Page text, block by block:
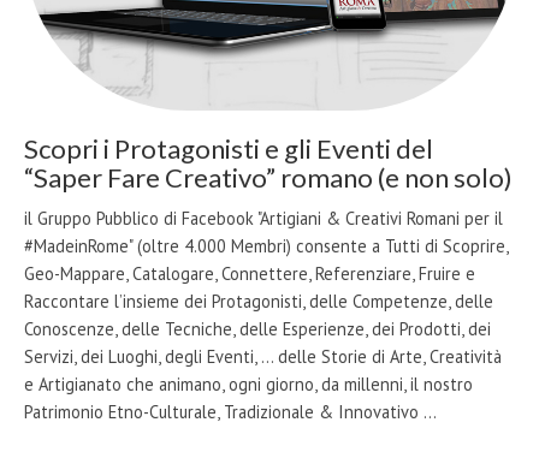
Scopri i Protagonisti e gli Eventi del
“Saper Fare Creativo” romano (e non solo)
il Gruppo Pubblico di Facebook "Artigiani & Creativi Romani per il
#MadeinRome" (oltre 4.000 Membri) consente a Tutti di Scoprire,
Geo-Mappare, Catalogare, Connettere, Referenziare, Fruire e
Raccontare l’insieme dei Protagonisti, delle Competenze, delle
Conoscenze, delle Tecniche, delle Esperienze, dei Prodotti, dei
Servizi, dei Luoghi, degli Eventi, … delle Storie di Arte, Creatività
e Artigianato che animano, ogni giorno, da millenni, il nostro
Patrimonio Etno-Culturale, Tradizionale & Innovativo …